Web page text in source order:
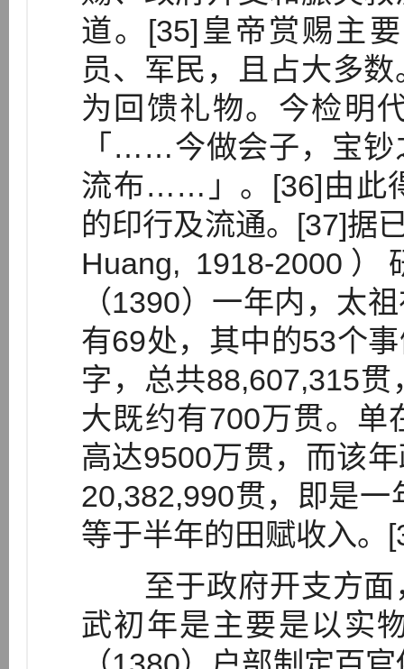
道。[35]皇帝赏赐主
员、军民，且占大多
为回馈礼物。今检明
「……今做会子，宝钞
流布……」。[36]由此
的印行及流通。[37]据
Huang, 1918-2000
（1390）一年内，太
有69处，其中的53个
字，总共88,607,315
大既约有700万贯。单
高达9500万贯，而该
20,382,990贯，即是
等于半年的田赋收入。
至于政府开支方面
武初年是主要是以实